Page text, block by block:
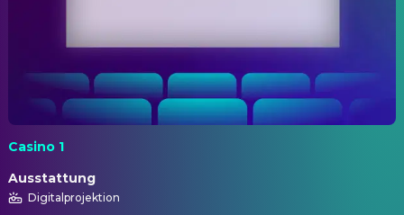
Casino 1
Ausstattung
Digitalprojektion